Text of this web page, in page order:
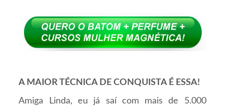
A MAIOR TÉCNICA DE CONQUISTA É ESSA!
Amiga Linda, eu já saí com mais de 5.000